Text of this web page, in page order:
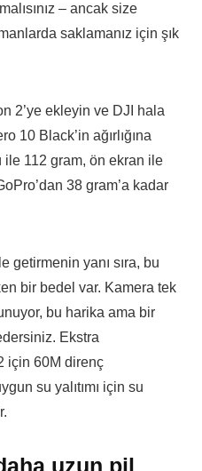
– ancak size
saklamanız için şık
2’ye ekleyin ve DJI hala
10 Black’in ağırlığına
ile 112 gram, ön ekran ile
38 gram’a kadar
getirmenin yanı sıra, bu
bir bedel var. Kamera tek
bu harika ama bir
Ekstra
için 60M direnç
su yalıtımı için su
uzun pil